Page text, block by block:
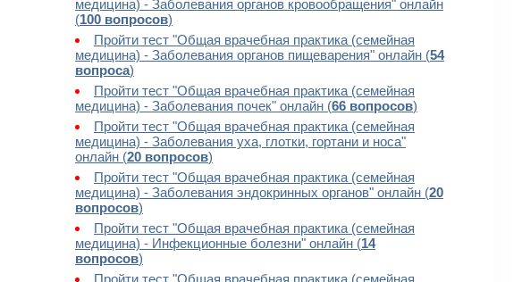
медицина) - Заболевания органов кровообращения" онлайн
(100 вопросов)
Пройти тест "Общая врачебная практика (семейная
медицина) - Заболевания органов пищеварения" онлайн (54
вопроса)
Пройти тест "Общая врачебная практика (семейная
медицина) - Заболевания почек" онлайн (66 вопросов)
Пройти тест "Общая врачебная практика (семейная
медицина) - Заболевания уха, глотки, гортани и носа"
онлайн (20 вопросов)
Пройти тест "Общая врачебная практика (семейная
медицина) - Заболевания эндокринных органов" онлайн (20
вопросов)
Пройти тест "Общая врачебная практика (семейная
медицина) - Инфекционные болезни" онлайн (14
вопросов)
Пройти тест "Общая врачебная практика (семейная